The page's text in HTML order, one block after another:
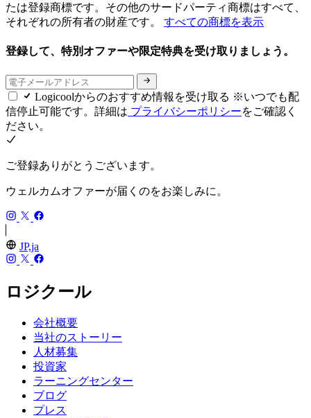
たは登録商標です。その他のサードパーティ商標はすべて、
それぞれの所有者の財産です。 すべての商標を表示
登録して、特別オファーや限定特典を受け取りましょう。
Logicoolからのおすすめ情報を受け取る ※いつでも配
信停止可能です。詳細は プライバシーポリシーをご確認く
ださい。
ご登録ありがとうございます。
ウェルカムオファーが届くのをお楽しみに。
JP,ja
ロジクール
会社概要
当社のストーリー
人材募集
投資家
ラーニングセンター
ブログ
プレス